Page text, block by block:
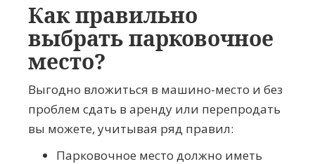
Как правильно
выбрать парковочное
место?
Выгодно вложиться в машино-место и без
проблем сдать в аренду или перепродать
вы можете, учитывая ряд правил:
Парковочное место должно иметь